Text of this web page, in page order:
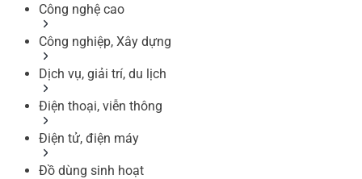
Công nghệ cao
Công nghiệp, Xây dựng
Dịch vụ, giải trí, du lịch
Điện thoại, viễn thông
Điện tử, điện máy
Đồ dùng sinh hoạt